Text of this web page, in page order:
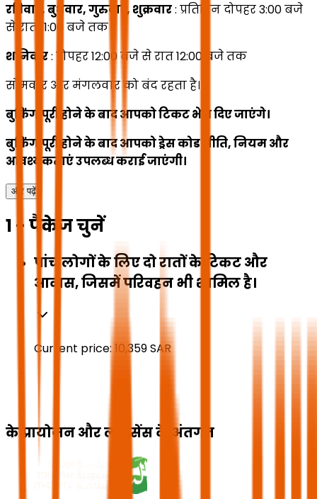
रविवार, बुधवार, गुरुवार, शुक्रवार: प्रतिदिन दोपहर 3:00 बजे
से रात 11:00 बजे तक
शनिवार: दोपहर 12:00 बजे से रात 12:00 बजे तक
सोमवार और मंगलवार को बंद रहता है।
बुकिंग पूरी होने के बाद आपको टिकट भेज दिए जाएंगे।
बुकिंग पूरी होने के बाद आपको ड्रेस कोड नीति, नियम और
आवश्यकताएं उपलब्ध कराई जाएंगी।
और पढ़ें
1 - पैकेज चुनें
पांच लोगों के लिए दो रातों के टिकट और
आवास, जिसमें परिवहन भी शामिल है।
Current price:10,359SAR
के प्रायोजन और लाइसेंस के अंतर्गत